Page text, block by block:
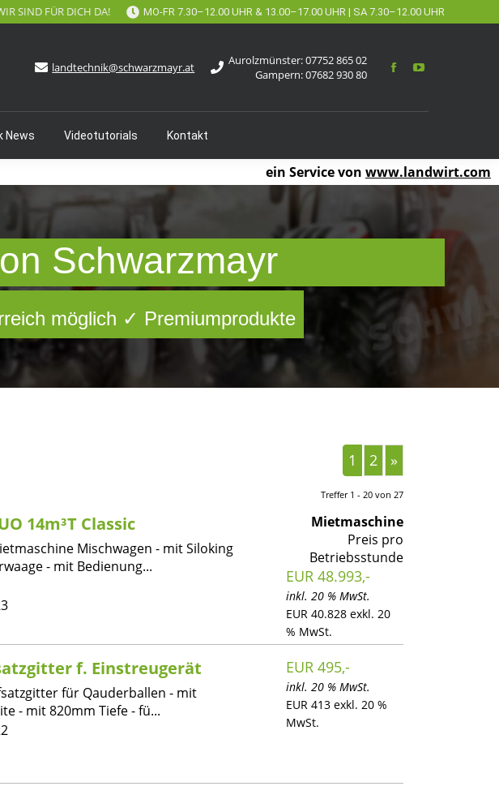
SIND FÜR DICH DA! MO-FR 7.30–12.00 UHR & 13.00–17.00 UHR | SA 7.30–12.00 UHR
landtechnik@schwarzmayr.at Aurolzmünster:07752 865 02
Gampern:07682 930 80
News Videotutorials Kontakt
Schwarzmayr
möglich ✓ Premiumprodukte
1 2 »
Treffer 1 - 20 von 27
14m³T Classic
Mischwagen - mit Siloking
- mit Bedienung...
Mietmaschine
Preis pro
Betriebsstunde
EUR 48.993,-
inkl. 20 % MwSt.
EUR 40.828 exkl. 20
% MwSt.
f. Einstreugerät
für Qauderballen - mit
- mit 820mm Tiefe - fü...
EUR 495,-
inkl. 20 % MwSt.
EUR 413 exkl. 20 %
MwSt.
ein Service von www.landwirt.com